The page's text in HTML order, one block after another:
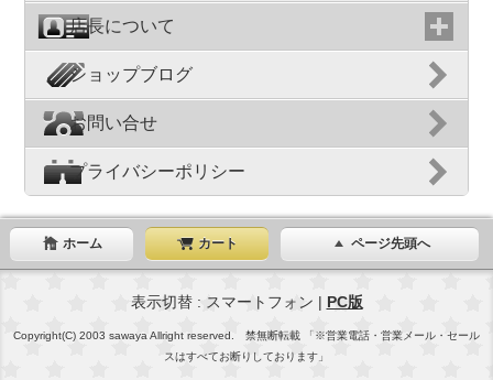
店長について
ショップブログ
お問い合せ
プライバシーポリシー
ホーム カート ページ先頭へ
表示切替 : スマートフォン | PC版
Copyright(C) 2003 sawaya Allright reserved. 禁無断転載 「※営業電話・営業メール・セール
スはすべてお断りしております」